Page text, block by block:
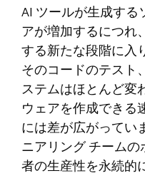
AI ツールが生成する
アが増加するにつれ
する新たな段階に入
そのコードのテスト
ステムはほとんど変
ウェアを作成できる
には差が広がってい
ニアリング チーム
者の生産性を永続的